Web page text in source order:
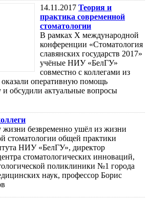
14.11.2017 Теория и
практика современной
стоматологии
В рамках X международной
конференции «Стоматология
славянских государств 2017»
учёные НИУ «БелГУ»
совместно с коллегами из
оперативную помощь
и обсудили актуальные вопросы
жизни безвременно ушёл из жизни
стоматологии общей практики
НИУ «БелГУ», директор
стоматологических инноваций,
поликлиники №1 города
наук, профессор Борис